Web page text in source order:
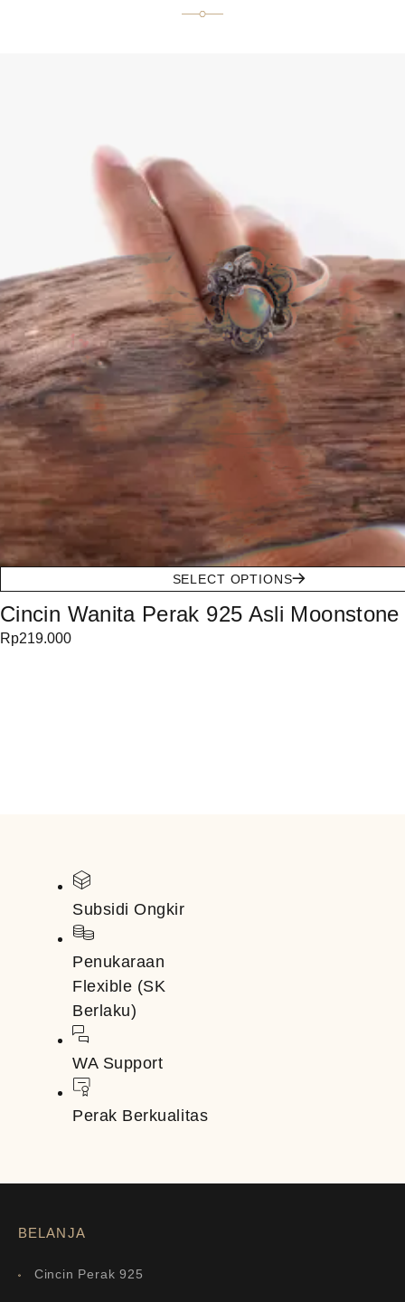
SELECT OPTIONS
Cincin Wanita Perak 925 Asli
Rp219.000
Subsidi Ongkir
Penukaraan
Flexible (SK
Berlaku)
WA Support
Perak Berkualitas
BELANJA
Cincin Perak 925